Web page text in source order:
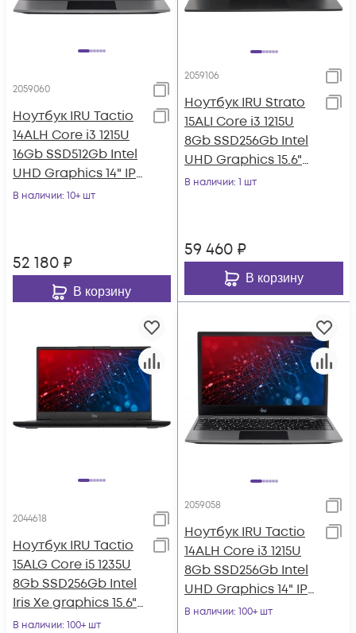
2059060
Ноутбук IRU Tactio
14ALH Core i3 1215U
16Gb SSD512Gb Intel
UHD Graphics 14" IPS
FHD (1920x1080) Wind
В наличии: 10+ шт
52 180 ₽
В корзину
2059106
Ноутбук IRU Strato
15ALI Core i3 1215U
8Gb SSD256Gb Intel
UHD Graphics 15.6"
IPS FHD (1920x1080)
В наличии: 1 шт
59 460 ₽
В корзину
2044618
Ноутбук IRU Tactio
15ALG Core i5 1235U
8Gb SSD256Gb Intel
Iris Xe graphics 15.6"
IPS FHD Windows 11
В наличии: 100+ шт
2059058
Ноутбук IRU Tactio
14ALH Core i3 1215U
8Gb SSD256Gb Intel
UHD Graphics 14" IPS
FHD (1920x1080)
В наличии: 100+ шт